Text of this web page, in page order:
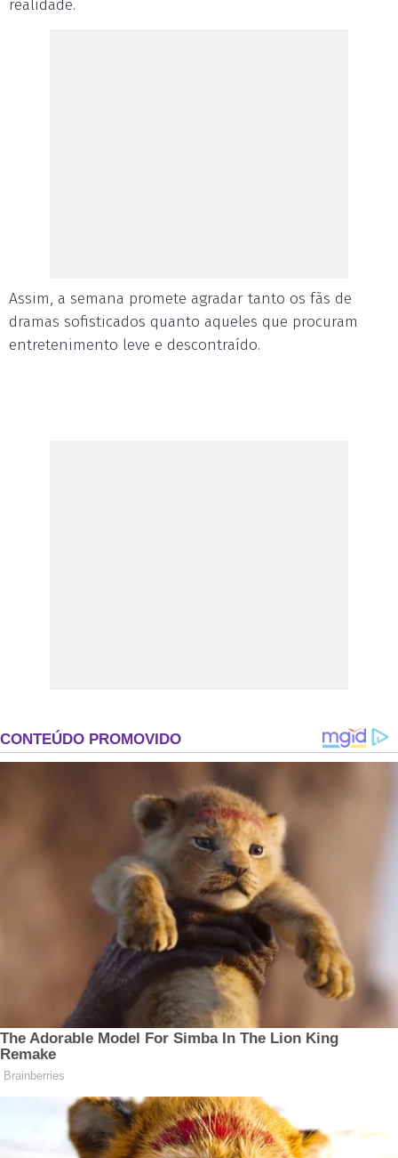
realidade.
Assim, a semana promete agradar tanto os fãs de
dramas sofisticados quanto aqueles que procuram
entretenimento leve e descontraído.